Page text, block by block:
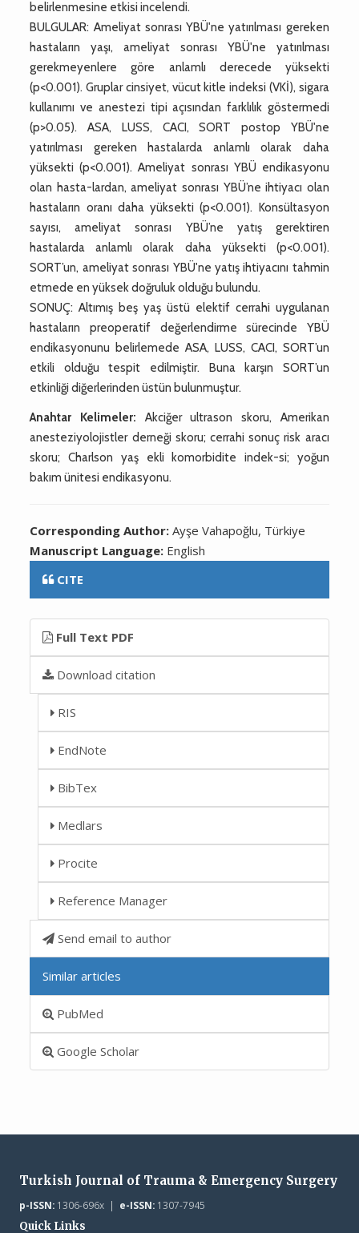
belirlenmesine etkisi incelendi.
BULGULAR: Ameliyat sonrası YBÜ'ne yatırılması gereken
hastaların yaşı, ameliyat sonrası YBÜ'ne yatırılması
gerekmeyenlere göre anlamlı derecede yüksekti
(p<0.001). Gruplar cinsiyet, vücut kitle indeksi (VKİ), sigara
kullanımı ve anestezi tipi açısından farklılık göstermedi
(p>0.05). ASA, LUSS, CACI, SORT postop YBÜ'ne
yatırılması gereken hastalarda anlamlı olarak daha
yüksekti (p<0.001). Ameliyat sonrası YBÜ endikasyonu
olan hasta-lardan, ameliyat sonrası YBÜ’ne ihtiyacı olan
hastaların oranı daha yüksekti (p<0.001). Konsültasyon
sayısı, ameliyat sonrası YBÜ’ne yatış gerektiren
hastalarda anlamlı olarak daha yüksekti (p<0.001).
SORT’un, ameliyat sonrası YBÜ'ne yatış ihtiyacını tahmin
etmede en yüksek doğruluk olduğu bulundu.
SONUÇ: Altımış beş yaş üstü elektif cerrahi uygulanan
hastaların preoperatif değerlendirme sürecinde YBÜ
endikasyonunu belirlemede ASA, LUSS, CACI, SORT’un
etkili olduğu tespit edilmiştir. Buna karşın SORT’un
etkinliği diğerlerinden üstün bulunmuştur.
Anahtar Kelimeler: Akciğer ultrason skoru, Amerikan
anesteziyolojistler derneği skoru; cerrahi sonuç risk aracı
skoru; Charlson yaş ekli komorbidite indek-si; yoğun
bakım ünitesi endikasyonu.
Corresponding Author:Ayşe Vahapoğlu, Türkiye
Manuscript Language: English
CITE
Full Text PDF
Download citation
RIS
EndNote
BibTex
Medlars
Procite
Reference Manager
Send email to author
Similar articles
PubMed
Google Scholar
Turkish Journal of Trauma & Emergency Surgery
p-ISSN:1306-696x | e-ISSN:1307-7945
Quick Links